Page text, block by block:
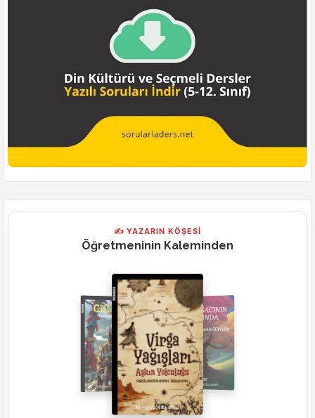
✍ YAZARIN KÖŞESİ
Öğretmeninin Kaleminden